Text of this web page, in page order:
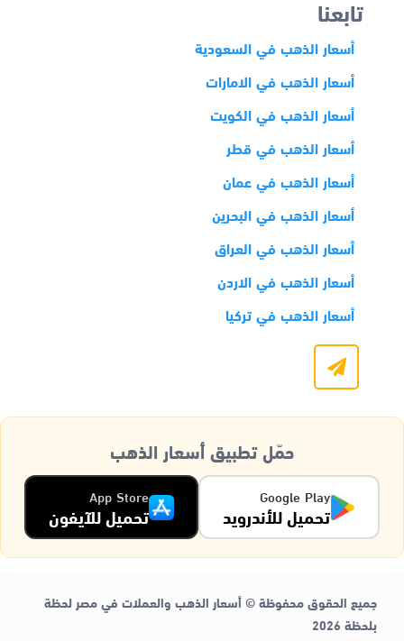
تابعنا
أسعار الذهب في السعودية
أسعار الذهب في الامارات
أسعار الذهب في الكويت
أسعار الذهب في قطر
أسعار الذهب في عمان
أسعار الذهب في البحرين
أسعار الذهب في العراق
أسعار الذهب في الاردن
أسعار الذهب في تركيا
حمّل تطبيق أسعار الذهب
Google Play
تحميل للأندرويد
App Store
تحميل للآيفون
جميع الحقوق محفوظة © أسعار الذهب والعملات في مصر لحظة
بلحظة 2026